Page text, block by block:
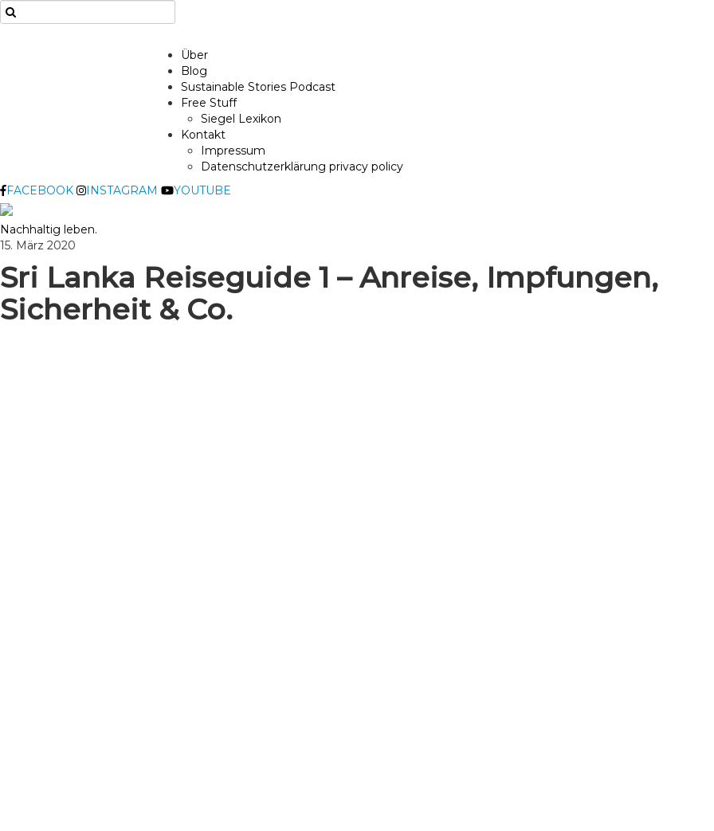
Über
Blog
Sustainable Stories Podcast
Free Stuff
Siegel Lexikon
Kontakt
Impressum
Datenschutzerklärung privacy policy
FACEBOOK
INSTAGRAM YOUTUBE
Nachhaltig leben.
15. März 2020
Sri Lanka Reiseguide 1 – Anreise, Impfungen,
Sicherheit & Co.